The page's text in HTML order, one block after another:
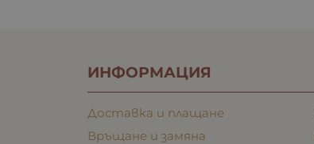
ИНФОРМАЦИЯ
Доставка и плащане
Връщане и замяна